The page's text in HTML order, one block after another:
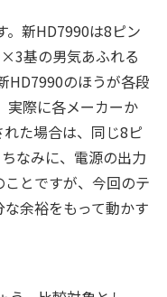
新HD7990は8ピン
基の男気あふれる
HD7990のほうが各段
実際に各メーカーか
た場合は、同じ8ピ
なみに、電源の出力
とですが、今回のテ
余裕をもって動かす